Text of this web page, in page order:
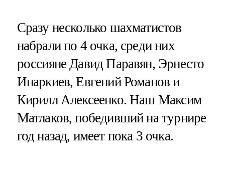
Сразу несколько шахматистов
набрали по 4 очка, среди них
россияне Давид Паравян, Эрнесто
Инаркиев, Евгений Романов и
Кирилл Алексеенко. Наш Максим
Матлаков, победивший на турнире
год назад, имеет пока 3 очка.